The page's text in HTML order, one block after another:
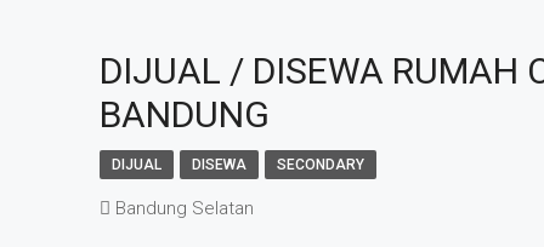
DIJUAL / DISEWA RUMAH
BANDUNG
DIJUAL DISEWA SECONDARY
Bandung Selatan